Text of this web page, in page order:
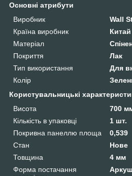
Основні атрибути
Виробник
Wall
Країна виробник
Китай
Матеріал
Покриття
Лак
Тип використання
Для
Колір
Користувальницькі
Висота
700
Кількість в упаковці
1 шт.
Покривна панеллю площа
0,539
Стан
Нове
Товщина
4 мм
Форма постачання
Аркуш